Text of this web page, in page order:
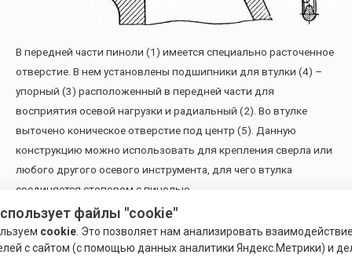
В передней части пиноли (1) имеется специально расточенное
отверстие. В нем установлены подшипники для втулки (4) –
упорный (3) расположенный в передней части для
восприятия осевой нагрузки и радиальный (2). Во втулке
выточено коническое отверстие под центр (5). Данную
конструкцию можно использовать для крепления сверла или
любого другого осевого инструмента, для чего втулка
соединяется стопором с пинолью.
Сфера применения и особенности
файлы "cookie"
cookie . Это позволяет нам анализировать
с сайтом (с помощью данных аналитики Яндекс.Метрики) и